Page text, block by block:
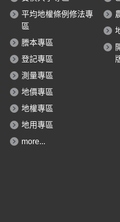
平均地權條例修法專
區
謄本專區
登記專區
測量專區
地價專區
地權專區
地用專區
more...